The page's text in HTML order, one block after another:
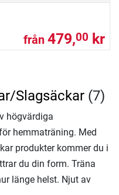
från 479,00 kr
Slagsäckar (7)
högvärdiga
hemmaträning. Med
produkter kommer du i
du din form. Träna
länge helst. Njut av